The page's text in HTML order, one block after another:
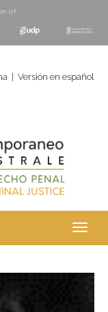
of
Versión en español